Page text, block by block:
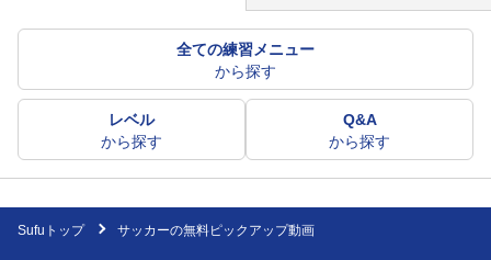
全ての練習メニュー
から探す
レベル
から探す
Q&A
から探す
Sufuトップ サッカーの無料ピックアップ動画